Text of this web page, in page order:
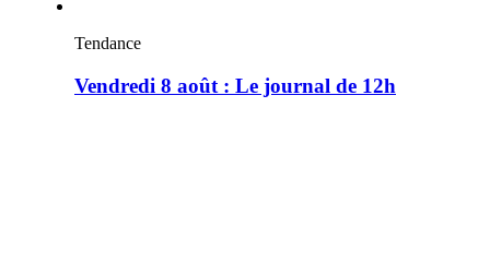
Tendance
Vendredi 8 août : Le journal de 12h